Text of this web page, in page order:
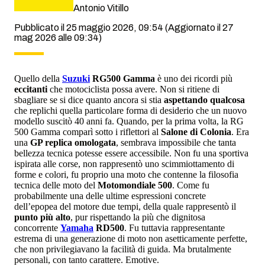
Antonio Vitillo
Pubblicato il 25 maggio 2026, 09:54 (Aggiornato il 27
mag 2026 alle 09:34)
Quello della Suzuki RG500 Gamma è uno dei ricordi più
eccitanti che motociclista possa avere. Non si ritiene di
sbagliare se si dice quanto ancora si stia aspettando qualcosa
che replichi quella particolare forma di desiderio che un nuovo
modello suscitò 40 anni fa. Quando, per la prima volta, la RG
500 Gamma comparì sotto i riflettori al Salone di Colonia. Era
una GP replica omologata, sembrava impossibile che tanta
bellezza tecnica potesse essere accessibile. Non fu una sportiva
ispirata alle corse, non rappresentò uno scimmiottamento di
forme e colori, fu proprio una moto che contenne la filosofia
tecnica delle moto del Motomondiale 500. Come fu
probabilmente una delle ultime espressioni concrete
dell’epopea del motore due tempi, della quale rappresentò il
punto più alto, pur rispettando la più che dignitosa
concorrente Yamaha RD500. Fu tuttavia rappresentante
estrema di una generazione di moto non asetticamente perfette,
che non privilegiavano la facilità di guida. Ma brutalmente
personali, con tanto carattere. Emotive.